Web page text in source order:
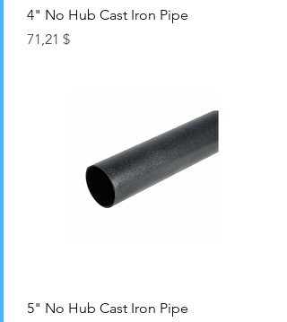
4" No Hub Cast Iron Pipe
Цена
71,21 $
5" No Hub Cast Iron Pipe